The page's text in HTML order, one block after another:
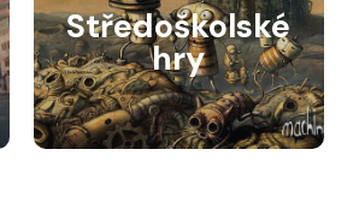
Středoškolské
hry